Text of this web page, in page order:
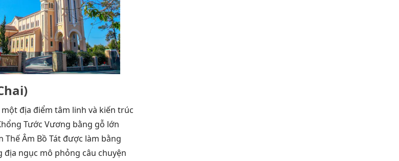
một địa điểm tâm linh và kiến trúc
Tước Vương bằng gỗ lớn
Âm Bồ Tát được làm bằng
ngục mô phỏng câu chuyện